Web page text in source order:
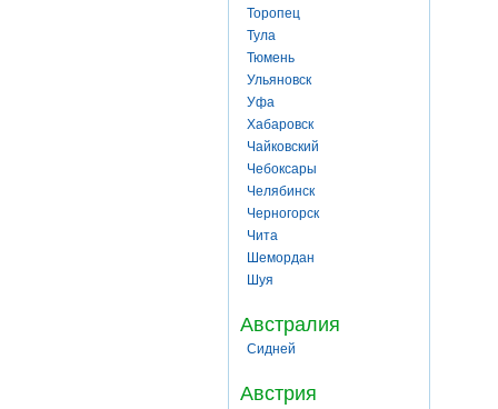
Торопец
Тула
Тюмень
Ульяновск
Уфа
Хабаровск
Чайковский
Чебоксары
Челябинск
Черногорск
Чита
Шемордан
Шуя
Австралия
Сидней
Австрия